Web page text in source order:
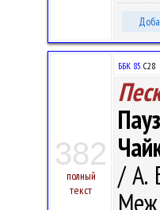
382
полный
текст
ББК 85.С28
/ А.